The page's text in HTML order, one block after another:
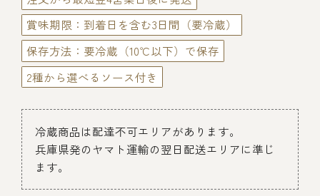
ギフト/贈り物
価格で探す
～￥2,999
￥3,000～￥4,999
賞味期限：到着日を含む3日間（要冷蔵）
保存方法：要冷蔵（10℃以下）で保存
2種から選べるソース付き
冷蔵商品は配達不可エリアがあります。
兵庫県発のヤマト運輸の翌日配送エリアに準じ
ます。